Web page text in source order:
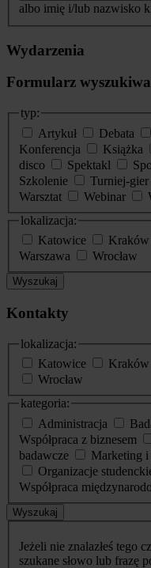
albo imię i/lub nazwisko
Wydarzenia
Formularz
typ:
Artykuł
Debata
Konferencja
Książka
disco
Spektakl
Szkolenie
Turniej-gier
Warsztat
Webinar
lokalizacja:
Katowice
Kraków
Warszawa
Wrocław
Wyszukaj
Kontakty
lokalizacja:
Katowice
Kraków
Wrocław
kategoria:
Administracja
Współpraca z biznesem
badawcze
Marketing
Organizacje
Współpraca
Wyszukaj
Jeżeli nie znalazłeś tego
szukane słowo lub frazę